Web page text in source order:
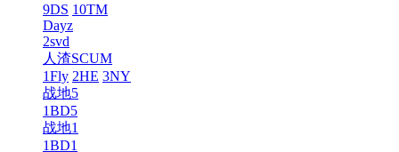
9DS 10TM
Dayz
2svd
人渣SCUM
1Fly 2HE 3NY
战地5
1BD5
战地1
1BD1